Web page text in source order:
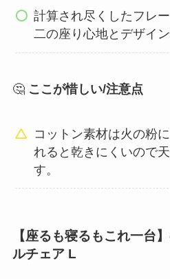
計算され尽くしたフレ
二の座り心地とデザイン
🤔 ここが惜しい/注意点
コットン素材は火の粉
れると乾きにくいので
す。
【座るも寝るもこれ一台
ルチェア L